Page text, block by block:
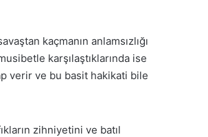
kaçmanın anlamsızlığı
karşılaştıklarında ise
verir ve bu basit hakikati bile
zihniyetini ve batıl